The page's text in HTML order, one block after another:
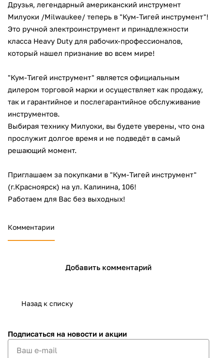
Друзья, легендарный американский инструмент
Милуоки /Milwaukee/ теперь в "Кум-Тигей инструмент"!
Это ручной электроинструмент и принадлежности
класса Heavy Duty для рабочих-профессионалов,
который нашел признание во всем мире!
"Кум-Тигей инструмент" является официальным
дилером торговой марки и осуществляет как продажу,
так и гарантийное и послегарантийное обслуживание
инструментов.
Выбирая технику Милуоки, вы будете уверены, что она
прослужит долгое время и не подведёт в самый
решающий момент.
Приглашаем за покупками в "Кум-Тигей инструмент"
(г.Красноярск) на ул. Калинина, 106!
Работаем для Вас без выходных!
Комментарии
Добавить комментарий
Назад к списку
Подписаться на новости и акции
Получайте товар
выбранный способом
Оставшиеся75% будут
по25%каждые 2 недели
Подробнее
Остались вопросы?
8 800 302-02-51